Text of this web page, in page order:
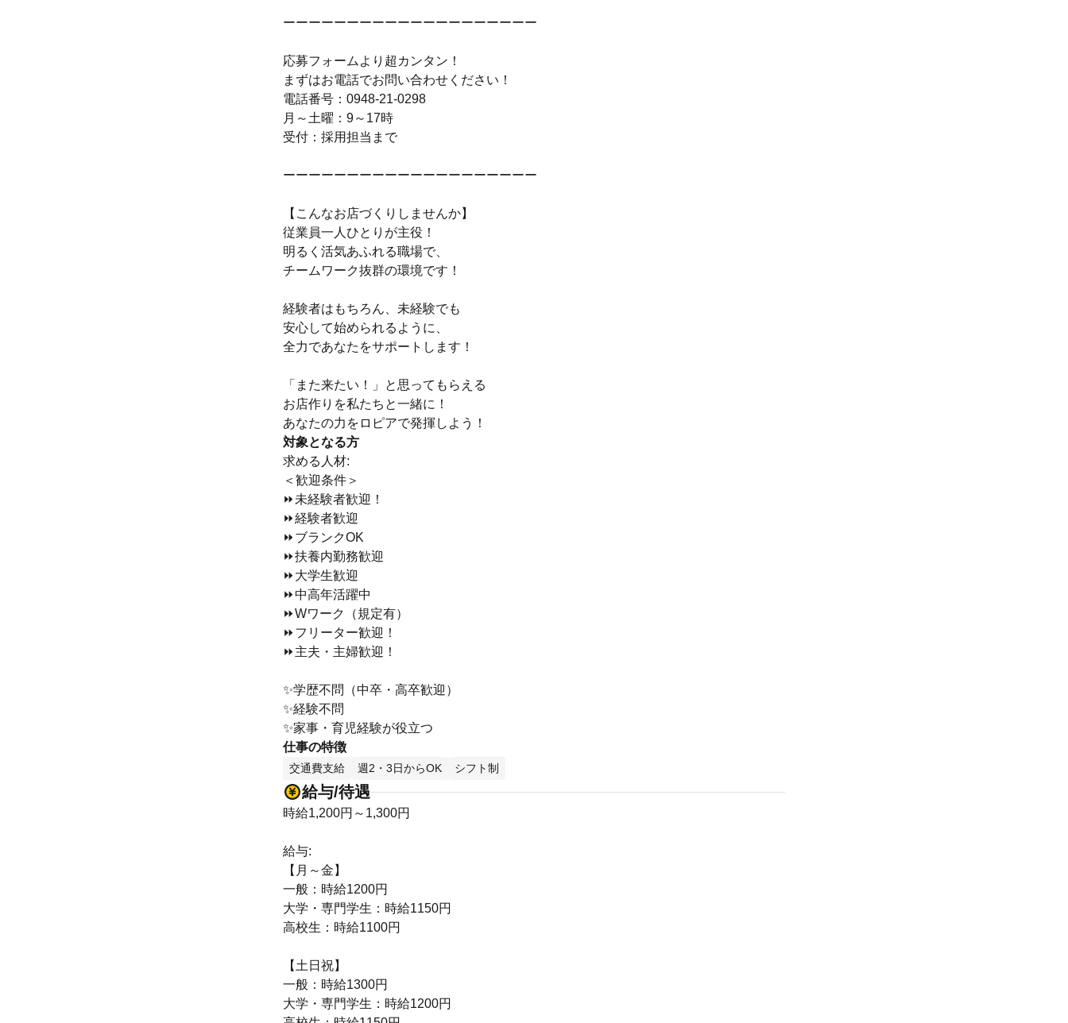
ーーーーーーーーーーーーーーーーーーーー
応募フォームより超カンタン！
まずはお電話でお問い合わせください！
電話番号：0948-21-0298
月～土曜：9～17時
受付：採用担当まで
ーーーーーーーーーーーーーーーーーーーー
【こんなお店づくりしませんか】
従業員一人ひとりが主役！
明るく活気あふれる職場で、
チームワーク抜群の環境です！
経験者はもちろん、未経験でも
安心して始められるように、
全力であなたをサポートします！
「また来たい！」と思ってもらえる
お店作りを私たちと一緒に！
あなたの力をロピアで発揮しよう！
対象となる方
求める人材:
＜歓迎条件＞
⏩未経験者歓迎！
⏩経験者歓迎
⏩ブランクOK
⏩扶養内勤務歓迎
⏩大学生歓迎
⏩中高年活躍中
⏩Wワーク（規定有）
⏩フリーター歓迎！
⏩主夫・主婦歓迎！
✨学歴不問（中卒・高卒歓迎）
✨経験不問
✨家事・育児経験が役立つ
仕事の特徴
交通費支給 週2・3日からOK シフト制
給与/待遇
時給1,200円～1,300円
給与:
【月～金】
一般：時給1200円
大学・専門学生：時給1150円
高校生：時給1100円
【土日祝】
一般：時給1300円
大学・専門学生：時給1200円